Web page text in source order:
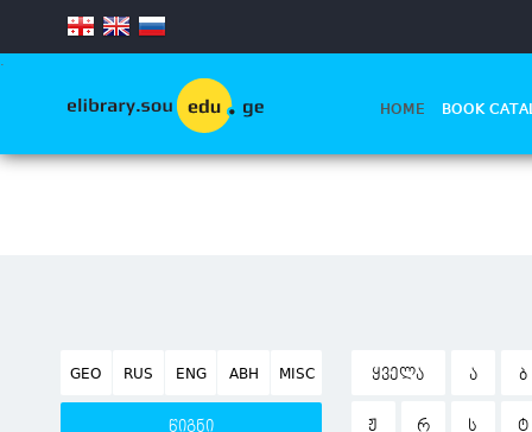
.
HOME BOOK
GEO RUS ENG ABH MISC
წიგნი
ᲧᲕᲔᲚᲐ Ა Ბ
Ჟ Რ Ს Ტ